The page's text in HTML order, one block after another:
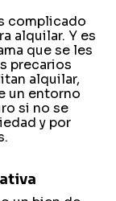
complicado
alquilar. Y es
que se les
precarios
alquilar,
un entorno
si no se
y por